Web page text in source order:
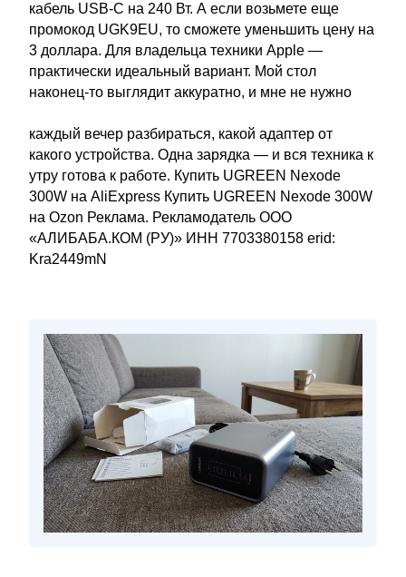
кабель USB-C на 240 Вт. А если возьмете еще
промокод UGK9EU, то сможете уменьшить цену на
3 доллара. Для владельца техники Apple —
практически идеальный вариант. Мой стол
наконец-то выглядит аккуратно, и мне не нужно
каждый вечер разбираться, какой адаптер от
какого устройства. Одна зарядка — и вся техника к
утру готова к работе. Купить UGREEN Nexode
300W на AliExpress Купить UGREEN Nexode 300W
на Ozon Реклама. Рекламодатель ООО
«АЛИБАБА.КОМ (РУ)» ИНН 7703380158 erid:
Kra2449mN